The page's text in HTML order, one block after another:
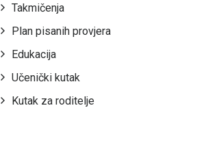
Takmičenja
Plan pisanih provjera
Edukacija
Učenički kutak
Kutak za roditelje